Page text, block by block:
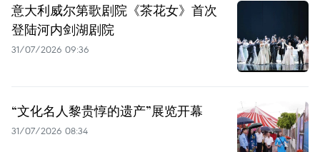
意大利威尔第歌剧院《茶花女》首次
登陆河内剑湖剧院
31/07/2026 09:36
“文化名人黎贵惇的遗产”展览开幕
31/07/2026 08:34